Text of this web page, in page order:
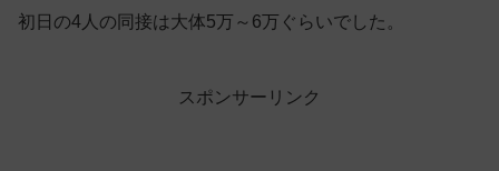
初日の4人の同接は大体5万～6万ぐらいでした。
スポンサーリンク